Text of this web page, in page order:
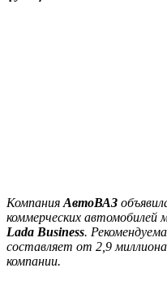
Компания АвтоВАЗ
коммерческих автомобилей
Lada Business.
составляет от 2,9
компании.